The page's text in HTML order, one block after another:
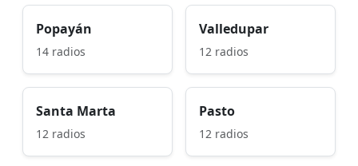
Popayán
14 radios
Valledupar
12 radios
Santa Marta
12 radios
Pasto
12 radios